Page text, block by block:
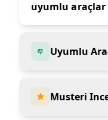
uyumlu araçlar
Uyumlu
Musteri